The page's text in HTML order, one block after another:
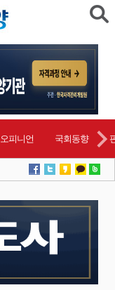
오피니언 국회동향